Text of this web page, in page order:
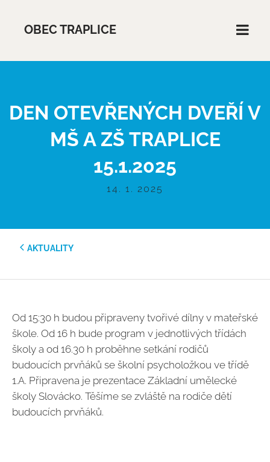
OBEC TRAPLICE
DEN OTEVŘENÝCH DVEŘÍ V
MŠ A ZŠ TRAPLICE
15.1.2025
14. 1. 2025
AKTUALITY
Od 15:30 h budou připraveny tvořivé dílny v mateřské
škole. Od 16 h bude program v jednotlivých třídách
školy a od 16.30 h proběhne setkání rodičů
budoucích prvňáků se školní psycholožkou ve třídě
1.A. Připravena je prezentace Základní umělecké
školy Slovácko. Těšíme se zvláště na rodiče dětí
budoucích prvňáků.